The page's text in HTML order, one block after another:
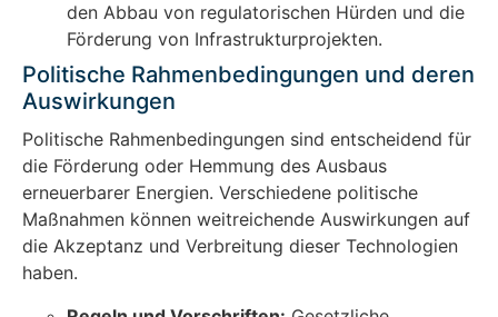
den Abbau von regulatorischen Hürden und die
Förderung von Infrastrukturprojekten.
Politische Rahmenbedingungen und deren
Auswirkungen
Politische Rahmenbedingungen sind entscheidend für
die Förderung oder Hemmung des Ausbaus
erneuerbarer Energien. Verschiedene politische
Maßnahmen können weitreichende Auswirkungen auf
die Akzeptanz und Verbreitung dieser Technologien
haben.